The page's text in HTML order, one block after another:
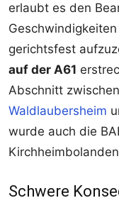
erlaubt es den
gerichtsfest
auf der A61
Abschnitt
Waldlaubersheim
wurde auch die
Schwere